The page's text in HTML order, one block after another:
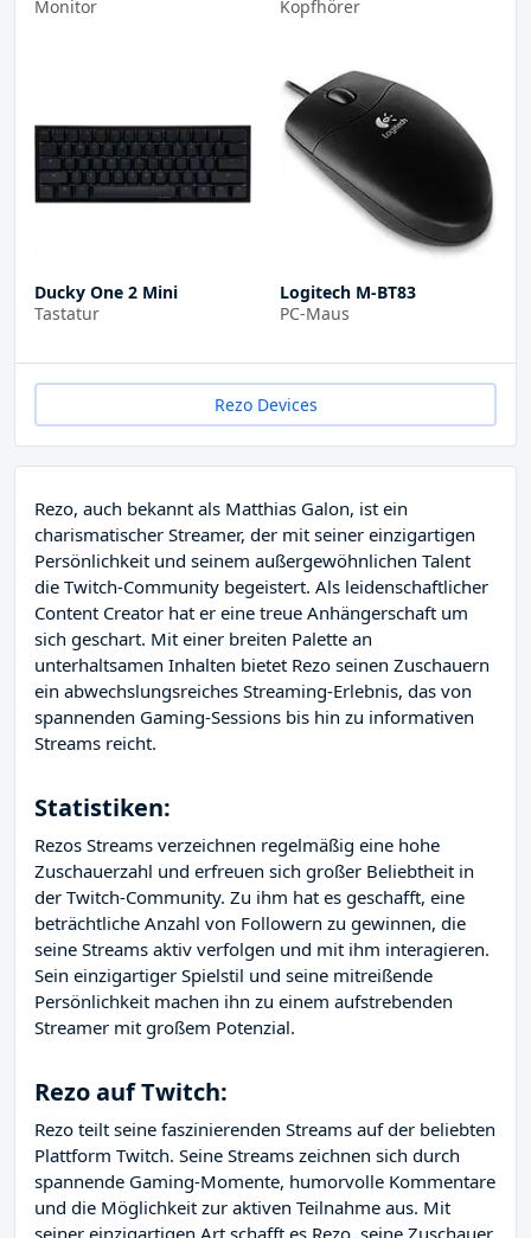
Monitor Kopfhörer
Ducky One 2 Mini
Tastatur
Logitech M-BT83
PC-Maus
Rezo Devices
Rezo, auch bekannt als Matthias Galon, ist ein
charismatischer Streamer, der mit seiner einzigartigen
Persönlichkeit und seinem außergewöhnlichen Talent
die Twitch-Community begeistert. Als leidenschaftlicher
Content Creator hat er eine treue Anhängerschaft um
sich geschart. Mit einer breiten Palette an
unterhaltsamen Inhalten bietet Rezo seinen Zuschauern
ein abwechslungsreiches Streaming-Erlebnis, das von
spannenden Gaming-Sessions bis hin zu informativen
Streams reicht.
Statistiken:
Rezos Streams verzeichnen regelmäßig eine hohe
Zuschauerzahl und erfreuen sich großer Beliebtheit in
der Twitch-Community. Zu ihm hat es geschafft, eine
beträchtliche Anzahl von Followern zu gewinnen, die
seine Streams aktiv verfolgen und mit ihm interagieren.
Sein einzigartiger Spielstil und seine mitreißende
Persönlichkeit machen ihn zu einem aufstrebenden
Streamer mit großem Potenzial.
Rezo auf Twitch:
Rezo teilt seine faszinierenden Streams auf der beliebten
Plattform Twitch. Seine Streams zeichnen sich durch
spannende Gaming-Momente, humorvolle Kommentare
und die Möglichkeit zur aktiven Teilnahme aus. Mit
seiner einzigartigen Art schafft es Rezo, seine Zuschauer